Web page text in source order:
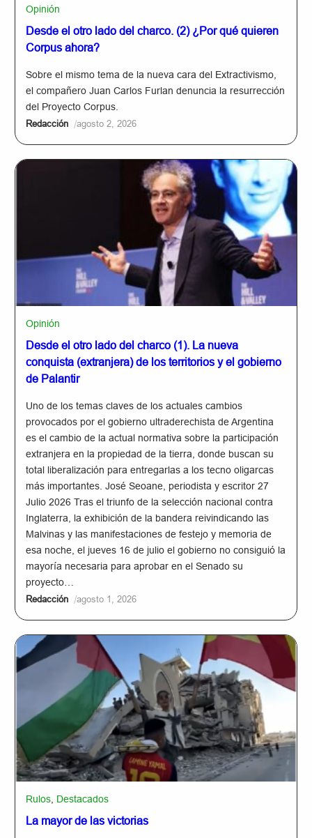
Opinión
Desde el otro lado del charco. (2) ¿Por qué quieren
Corpus ahora?
Sobre el mismo tema de la nueva cara del Extractivismo,
el compañero Juan Carlos Furlan denuncia la resurrección
del Proyecto Corpus.
Redacción /agosto 2, 2026
Opinión
Desde el otro lado del charco (1). La nueva
conquista (extranjera) de los territorios y el gobierno
de Palantir
Uno de los temas claves de los actuales cambios
provocados por el gobierno ultraderechista de Argentina
es el cambio de la actual normativa sobre la participación
extranjera en la propiedad de la tierra, donde buscan su
total liberalización para entregarlas a los tecno oligarcas
más importantes. José Seoane, periodista y escritor 27
Julio 2026 Tras el triunfo de la selección nacional contra
Inglaterra, la exhibición de la bandera reivindicando las
Malvinas y las manifestaciones de festejo y memoria de
esa noche, el jueves 16 de julio el gobierno no consiguió la
mayoría necesaria para aprobar en el Senado su
proyecto…
Redacción /agosto 1, 2026
Rulos Destacados
La mayor de las victorias